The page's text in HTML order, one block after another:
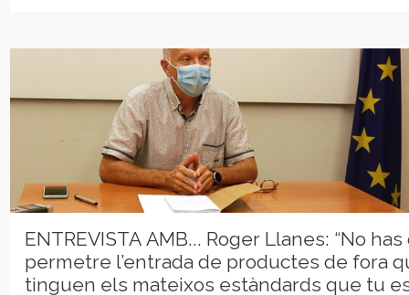
ENTREVISTA AMB... Roger Llanes: “No has
permetre l’entrada de productes de fora
tinguen els mateixos estàndards que tu